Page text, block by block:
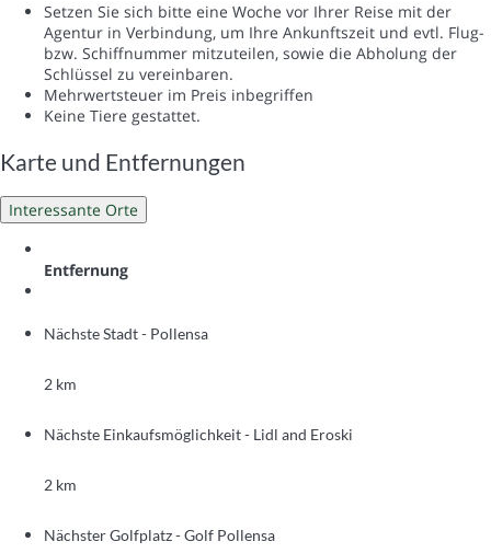
Setzen Sie sich bitte eine Woche vor Ihrer Reise mit der
Agentur in Verbindung, um Ihre Ankunftszeit und evtl. Flug-
bzw. Schiffnummer mitzuteilen, sowie die Abholung der
Schlüssel zu vereinbaren.
Mehrwertsteuer im Preis inbegriffen
Keine Tiere gestattet.
Karte und Entfernungen
Interessante Orte
Entfernung
Nächste Stadt - Pollensa
2 km
Nächste Einkaufsmöglichkeit - Lidl and Eroski
2 km
Nächster Golfplatz - Golf Pollensa